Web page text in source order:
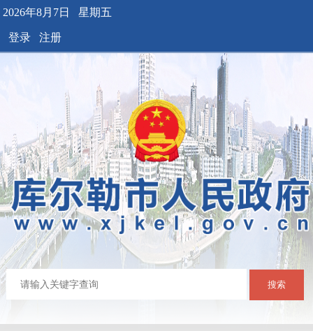
2026年8月7日 星期五
登录 注册
搜索